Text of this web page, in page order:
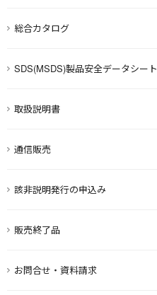
総合カタログ
SDS(MSDS)製品安全データシート
取扱説明書
通信販売
該非説明発行の申込み
販売終了品
お問合せ・資料請求